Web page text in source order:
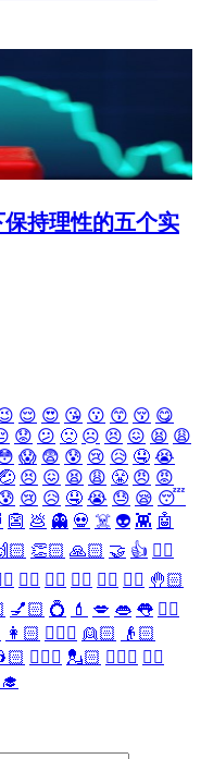
持理性的五个实
😌 😍 😘 😗 😙 😚 😋
😟 😕 🙁 ☹️ 😣 😖 😫 😩
😱 😨 😰 😢 😥 🤤 😭
🤕 😣 😖 😫 😩 😤 😠 😡
😢 😥 🤤 😭 😓 😪 😴
👺 💩 👻 💀 ☠️ 👽 👾 🤖
👏🏻 🙏🏻 🤝 👍 👎🏻
👉🏻 👆🏻 👇🏻 ☝🏻 ✋🏻 🤚🏻
💅🏻 💍 💄 💋 👄 👅 👂🏻
👩🏻 👱🏻‍♀️ 👱🏻
👴🏻
💂🏻‍♀️ 💂🏻 🕵🏻‍♀️ 🕵🏻